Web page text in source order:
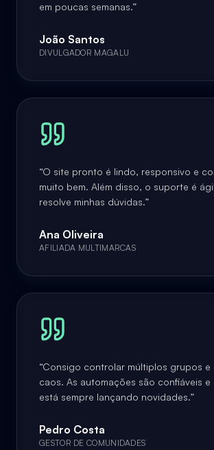
em poucas semanas.”
João Santos
DIVULGADOR MAGALU
“O site pronto é lindo, responsivo e
muito bem. Além disso, o suporte é
resolve minhas dúvidas.”
Ana Oliveira
AFILIADA MULTIMARCAS
“Consigo controlar múltiplos grupos e
caos. As automações são confiáveis e
está sempre lançando novidades.”
Pedro Costa
GESTOR DE COMUNIDADES